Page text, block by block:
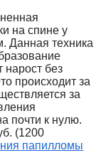
на спине у
Данная техника
нарост без
происходит за
за
почти к нулю.
(1200
папилломы